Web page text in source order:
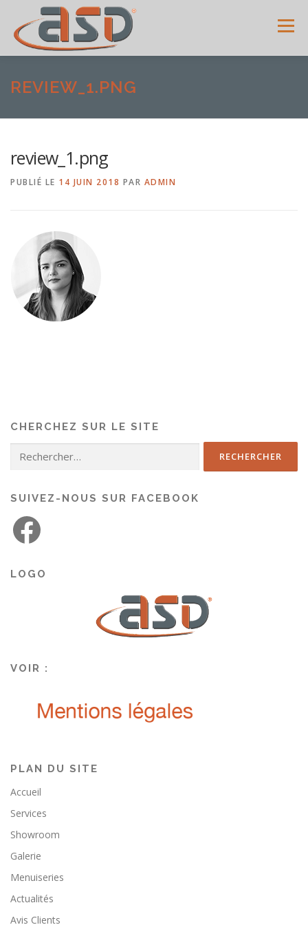
Menu
ACCUEIL SERVICES
CONTACT
REVIEW_1.PNG
review_1.png
PUBLIÉ LE 14 JUIN 2018 PAR ADMIN
CHERCHEZ SUR LE SITE
SUIVEZ-NOUS SUR FACEBOOK
LOGO
VOIR :
PLAN DU SITE
Accueil
Services
Showroom
Galerie
Menuiseries
Actualités
Avis Clients